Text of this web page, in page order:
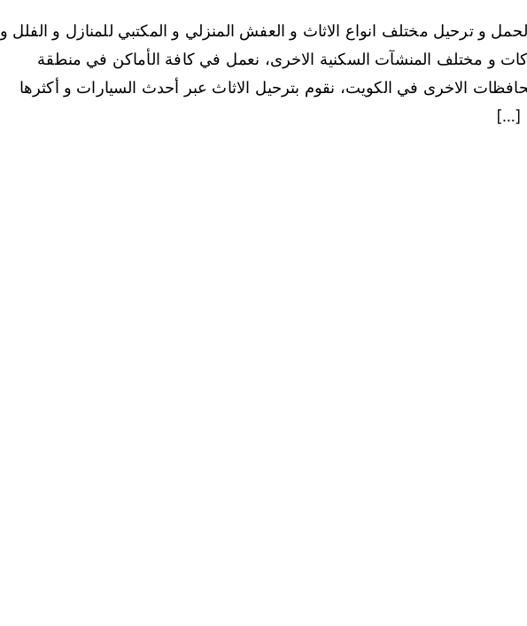
و ترحيل مختلف انواع الاثاث و العفش المنزلي و المكتبي للمنازل و الفلل و
و مختلف المنشآت السكنية الاخرى، نعمل في كافة الأماكن في منطقة
الاخرى في الكويت، نقوم بترحيل الاثاث عبر أحدث السيارات و أكثرها
[…]